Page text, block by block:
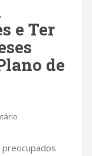
e Ter
de